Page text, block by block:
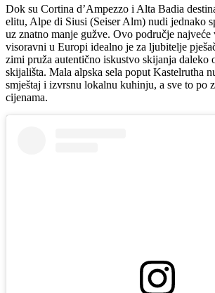
Dok su Cortina d’Ampezzo i Alta Badia
elitu, Alpe di Siusi (Seiser Alm) nudi jednako
uz znatno manje gužve. Ovo područje
visoravni u Europi idealno je za ljubitelje
zimi pruža autentično iskustvo skijanja daleko
skijališta. Mala alpska sela poput Kastelrutha
smještaj i izvrsnu lokalnu kuhinju, a sve to po
cijenama.